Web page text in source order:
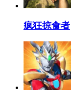
疯狂掠食者